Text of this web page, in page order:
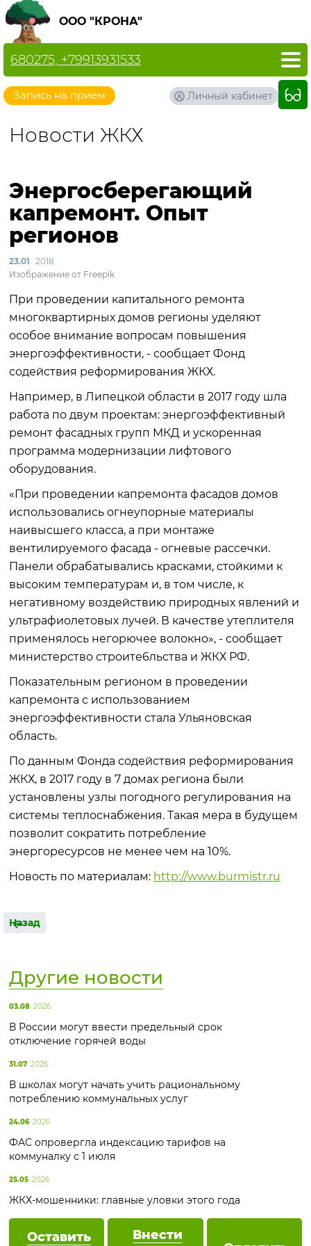
ООО "КРОНА"
Запись на прием
680275, +79913931533
Личный кабинет
Новости ЖКХ
Энергосберегающий
капремонт. Опыт
регионов
23.01 2018
Изображение от Freepik
При проведении капитального ремонта
многоквартирных домов регионы уделяют
особое внимание вопросам повышения
энергоэффективности, - сообщает Фонд
содействия реформирования ЖКХ.
Например, в Липецкой области в 2017 году шла
работа по двум проектам: энергоэффективный
ремонт фасадных групп МКД и ускоренная
программа модернизации лифтового
оборудования.
«При проведении капремонта фасадов домов
использовались огнеупорные материалы
наивысшего класса, а при монтаже
вентилируемого фасада - огневые рассечки.
Панели обрабатывались красками, стойкими к
высоким температурам и, в том числе, к
негативному воздействию природных явлений и
ультрафиолетовых лучей. В качестве утеплителя
применялось негорючее волокно», - сообщает
министерство строите6льства и ЖКХ РФ.
Показательным регионом в проведении
капремонта с использованием
энергоэффективности стала Ульяновская
область.
По данным Фонда содействия реформирования
ЖКХ, в 2017 году в 7 домах региона были
установлены узлы погодного регулирования на
системы теплоснабжения. Такая мера в будущем
позволит сократить потребление
энергоресурсов не менее чем на 10%.
Новость по материалам: http://www.burmistr.ru
Назад
Оставить
Внести
Другие новости
03.08 2026
В России могут ввести предельный срок
отключение горячей воды
31.07 2026
В школах могут начать учить рациональному
потреблению коммунальных услуг
24.06 2026
ФАС опровергла индексацию тарифов на
коммуналку с 1 июля
25.05 2026
ЖКХ-мошенники: главные уловки этого года